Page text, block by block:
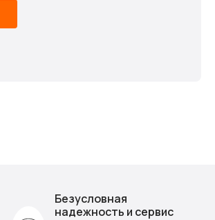
Безусловная
надежность и сервис